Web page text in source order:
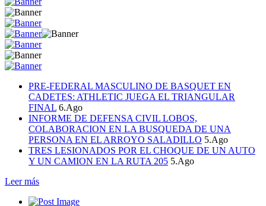
PRE-FEDERAL MASCULINO DE BASQUET EN
CADETES: ATHLETIC JUEGA EL TRIANGULAR
FINAL 6.Ago
INFORME DE DEFENSA CIVIL LOBOS,
COLABORACION EN LA BUSQUEDA DE UNA
PERSONA EN EL ARROYO SALADILLO 5.Ago
TRES LESIONADOS POR EL CHOQUE DE UN AUTO
Y UN CAMION EN LA RUTA 205 5.Ago
Leer más